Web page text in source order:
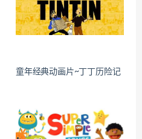
童年经典动画片~丁丁历险记